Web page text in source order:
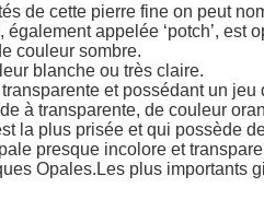
de cette pierre fine on peut
, également appelée ‘potch’, est
couleur sombre.
blanche ou très claire.
et possédant un jeu
à transparente, de couleur
la plus prisée et qui possède
presque incolore et
Opales.Les plus importants